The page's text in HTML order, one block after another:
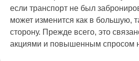
если транспорт не был
может изменится как в большую,
сторону. Прежде всего, это
акциями и повышенным спросом